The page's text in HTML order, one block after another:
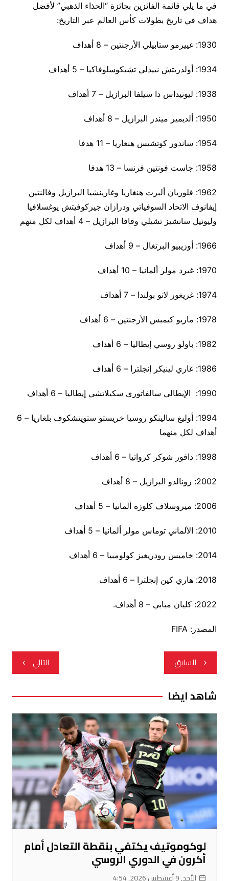
في ما يلي قائمة الفائزين بجائزة “الحذاء الذهبي” لأفضل
هداف في تاريخ بطولات كأس العالم عبر التاريخ:
1930: غييرمو ستابيلي الأرجنتين – 8 أهداف
1934: أولدريتش نييدلي تشيكوسلوفاكيا – 5 أهداف
1938: ليونيداس دا سيلفا البرازيل – 7 أهداف
1950: ألديمير ميندز البرازيل – 8 أهداف
1954: ساندور كوتشيس هنغاريا – 11 هدفا
1958: جاست فونتين فرنسا – 13 هدفا
1962: فلوريان ألبرت هنغاريا وغارينشيا البرازيل وفالنتين
إيفانوف الاتحاد السوفياتي ودرازان جيركوفيتش يوغسلافيا
وليونيل سانشيز تشيلي وفافا البرازيل – 4 أهداف لكل منهم
1966: أوزيبيو البرتغال – 9 أهداف
1970: غيرد مولر ألمانيا – 10 أهداف
1974: غريغور لاتو بولندا – 7 أهداف
1978: ماريو كيمبس الأرجنتين – 6 أهداف
1982: باولو روسي إيطاليا – 6 أهداف
1986: غاري لينيكر إنجلترا – 6 أهداف
1990: الإيطالي سالفاتوري سكيلاتشي إيطاليا – 6 أهداف
1994: أوليغ سالينكو روسيا خريستو ستويتشكوف بلغاريا – 6
أهداف لكل منهما
1998: دافور شوكر كرواتيا – 6 أهداف
2002: رونالدو البرازيل – 8 أهداف
2006: ميروسلاف كلوزه ألمانيا – 5 أهداف
2010: الألماني توماس مولر ألمانيا – 5 أهداف
2014: خاميس رودريغيز كولومبيا – 6 أهداف
2018: هاري كين إنجلترا – 6 أهداف
2022: كليان مبابي – 8 أهداف.
المصدر: FIFA
تصفّح
المقالات
السابق التالي
شاهد ايضا
لوكوموتيف يكتفي بنقطة التعادل أمام
أكرون في الدوري الروسي
الأحد, 9 أغسطس 2026, 4:54